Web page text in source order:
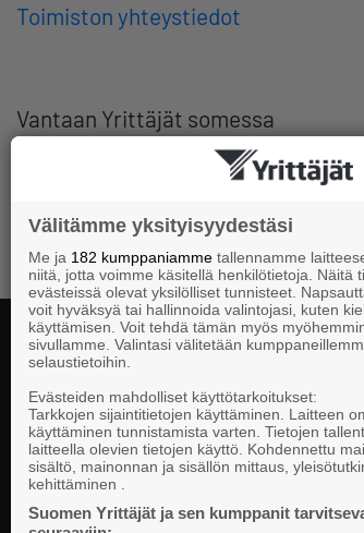
Toimiston yhteystiedot
Vantaan Yrittäjät somessa
Valtakunnallista, alueellista ja paikallista
vaikuttamista pk-yrittäjien puolesta.
Välitämme yksityisyydestäsi
Me ja 182 kumppaniamme tallennamme
niitä, jotta voimme käsitellä henkilötietoja. Näitä
evästeissä olevat yksilölliset tunnisteet.
voit hyväksyä tai hallinnoida valintojasi, kuten
käyttämisen. Voit tehdä tämän myös
sivullamme. Valintasi välitetään
selaustietoihin.
Evästeiden mahdolliset käyttötarkoitukset:
Tarkkojen sijaintitietojen käyttäminen. Laitteen
käyttäminen tunnistamista varten. Tietojen
laitteella olevien tietojen käyttö. Kohdennettu
sisältö, mainonnan ja sisällön mittaus,
kehittäminen .
Suomen Yrittäjät ja sen kumppanit